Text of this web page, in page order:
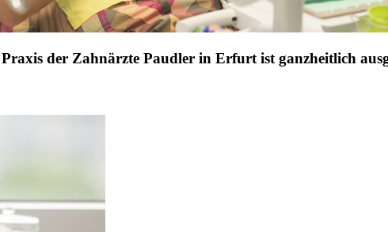
der Zahnärzte Paudler in Erfurt ist ganzheitlich